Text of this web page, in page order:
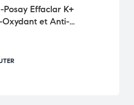
Posay Effaclar K+
Oxydant et Anti-
Grasse | 40ml